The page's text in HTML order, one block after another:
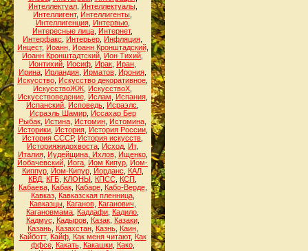
Интеллектуал, Интеллектуалы,
Интеллигент, Интеллигенты
Интеллигенция, Интервью,
Интересные лица Интернет,
Интерфакс
Интерьер Инфляция
Инцест, Иоанн, Иоанн Кронштадский,
Иоанн Кронштадтский Ион Тихий
Ионтихий Иосиф Ирак Иран
Ирина Ирландия Ирматов Ирония
Искусство Искусство декоративное
ИскусствоЖЖ ИскусствоХ
Искусствоведение, Ислам Испания,
Испанский Исповедь Исраэлс
Исраэль Шамир, Иссахар Бер
Рыбак Истина Истомин Истомина
Историки, История, История России,
История СССР, История искусств
Историяжидохвоста Исход Ит,
Италия, Иудейщина, Ихлов, Ищенко,
Йобачевский Йога Йом Кипур Йом-
Киппур, Йом-Кипур, Йорданс КАЛ,
КВД КГБ КЛОНЫ КПСС КСП
Кабаева, Кабак, Кабаре, Кабо-Верде,
Кавказ, Кавказская пленница,
Кавказцы, Каганов, Каганович
Кагановмама Каддафи Кадило
Кадмус
Кадыров, Казак, Казаки,
Казань, Казахстан, Казнь, Каин,
Кайботт, Кайф, Как меня читают, Как
ффсе, Какать, Какашки, Како,